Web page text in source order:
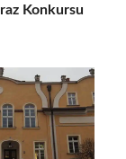
Konkursu